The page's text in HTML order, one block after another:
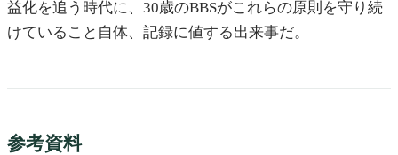
益化を追う時代に、30歳のBBSがこれらの原則を守り続
けていること自体、記録に値する出来事だ。
参考資料